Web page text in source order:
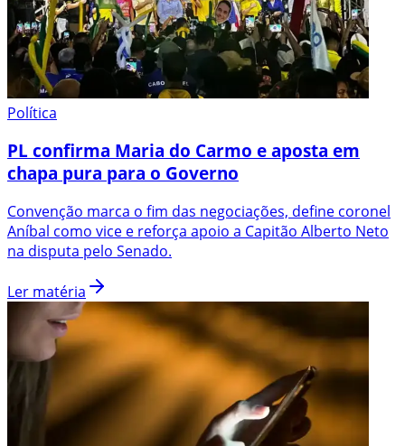
Política
PL confirma Maria do Carmo e aposta em
chapa pura para o Governo
Convenção marca o fim das negociações, define coronel
Aníbal como vice e reforça apoio a Capitão Alberto Neto
na disputa pelo Senado.
Ler matéria